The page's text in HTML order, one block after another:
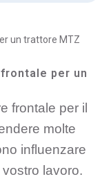
un trattore MTZ
per un
frontale per il
molte
influenzare
lavoro.